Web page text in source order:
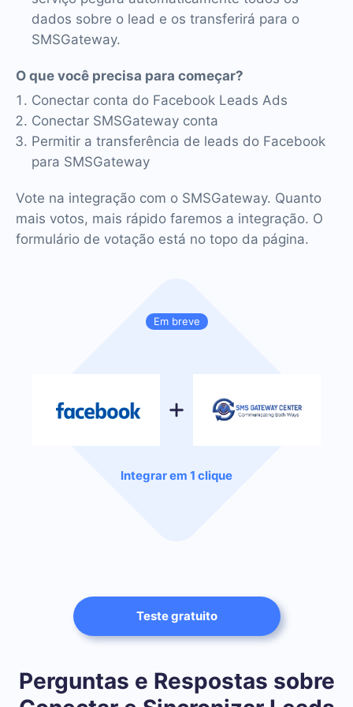
Em breve
Integrar em 1 clique
dados sobre o lead e os transferirá para o
SMSGateway.
O que você precisa para começar?
Conectar conta do Facebook Leads Ads
Conectar SMSGateway conta
Permitir a transferência de leads do Facebook
para SMSGateway
Vote na integração com o SMSGateway. Quanto
mais votos, mais rápido faremos a integração. O
formulário de votação está no topo da página.
Teste gratuito
Perguntas e Respostas sobre